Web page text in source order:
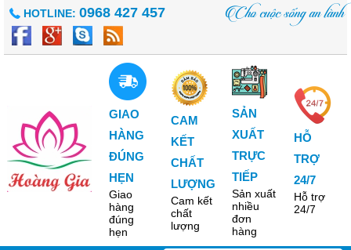
HOTLINE: 0968 427 457 Cho cuộc sống an lành
GIAO
HÀNG
ĐÚNG
HẸN
Giao
hàng
đúng
hẹn
CAM
KẾT
CHẤT
LƯỢNG
Cam kết
chất
lượng
SẢN
XUẤT
TRỰC
TIẾP
Sản xuất
nhiều
đơn
hàng
HỖ
TRỢ
24/7
Hỗ trợ
24/7